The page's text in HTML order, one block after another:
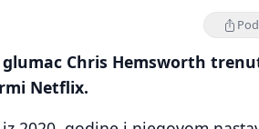
Chris Hemsworth
Netflix.